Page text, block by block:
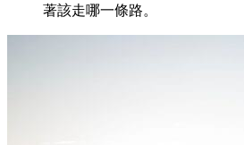
著該走哪一條路。